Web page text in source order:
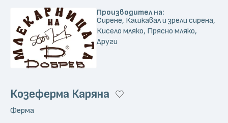
Производител на:
Сирене, Кашкавал и зрели сирена,
Кисело мляко, Прясно мляко,
Други
Козеферма Каряна
Ферма